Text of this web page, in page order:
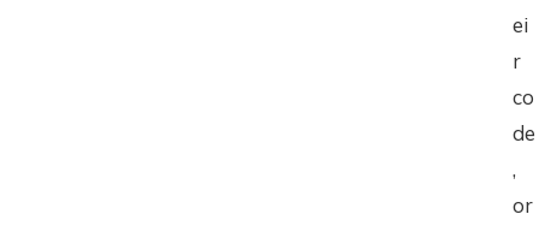
ei
r
co
de
,
or